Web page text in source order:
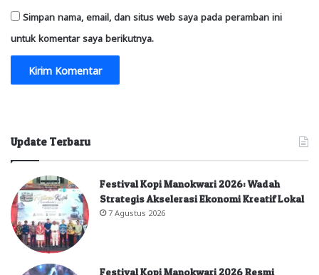
Simpan nama, email, dan situs web saya pada peramban ini
untuk komentar saya berikutnya.
Update Terbaru
Festival Kopi Manokwari 2026: Wadah
Strategis Akselerasi Ekonomi Kreatif Lokal
7 Agustus 2026
Festival Kopi Manokwari 2026 Resmi